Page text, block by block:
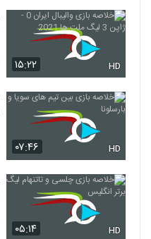
۱۵:۲۲ HD
۰۷:۴۶ HD
۰۵:۱۴ HD